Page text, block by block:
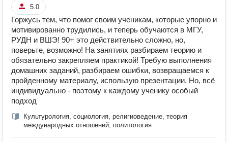
5.0
Горжусь тем, что помог своим ученикам, которые упорно и
мотивированно трудились, и теперь обучаются в МГУ,
РУДН и ВШЭ! 90+ это действительно сложно, но,
поверьте, возможно! На занятиях разбираем теорию и
обязательно закрепляем практикой! Требую выполнения
домашних заданий, разбираем ошибки, возвращаемся к
пройденному материалу, использую презентации. Но, всё
индивидуально - поэтому к каждому ученику особый
подход
Культурология, социология, религиоведение, теория
международных отношений, политология